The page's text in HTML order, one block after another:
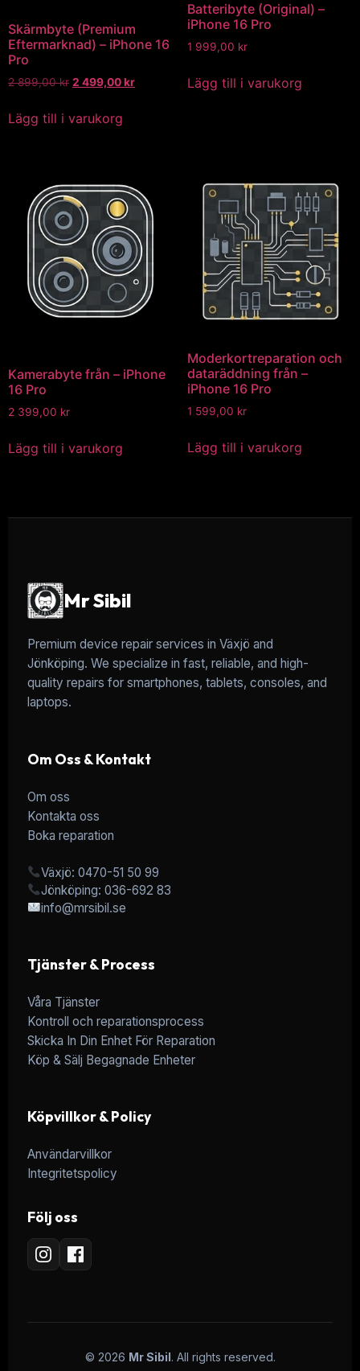
Skärmbyte (Premium
Eftermarknad) – iPhone 16
Pro
2 899,00kr 2 499,00kr
Lägg till i varukorg
Batteribyte (Original) –
iPhone 16 Pro
1 999,00 kr
Lägg till i varukorg
Kamerabyte från – iPhone
16 Pro
2 399,00 kr
Lägg till i varukorg
Moderkortreparation och
dataräddning från –
iPhone 16 Pro
1 599,00 kr
Lägg till i varukorg
Mr Sibil
Premium device repair services in Växjö and
Jönköping. We specialize in fast, reliable, and high-
quality repairs for smartphones, tablets, consoles, and
laptops.
Om Oss & Kontakt
Om oss
Kontakta oss
Boka reparation
Växjö: 0470-51 50 99
Jönköping: 036-692 83
info@mrsibil.se
Tjänster & Process
Våra Tjänster
Kontroll och reparationsprocess
Skicka In Din Enhet För Reparation
Köp & Sälj Begagnade Enheter
Köpvillkor & Policy
Användarvillkor
Integritetspolicy
Följ oss
© 2026 Mr Sibil. All rights reserved.